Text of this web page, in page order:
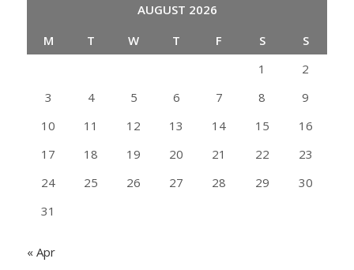
AUGUST 2026
M
T W T F S
S
1
2
3
4 5 6 7 8
9
10
11 12 13 14 15
16
17
18 19 20 21 22
23
24
25 26 27 28 29
30
31
« Apr